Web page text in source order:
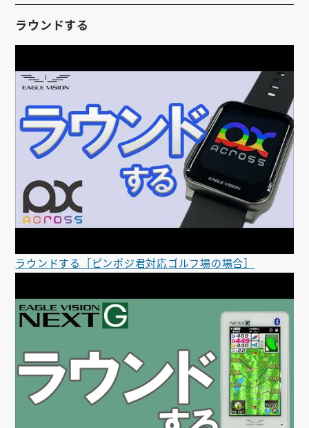
ラウンドする
ラウンドする［ピンポジ君対応ゴルフ場の場合］